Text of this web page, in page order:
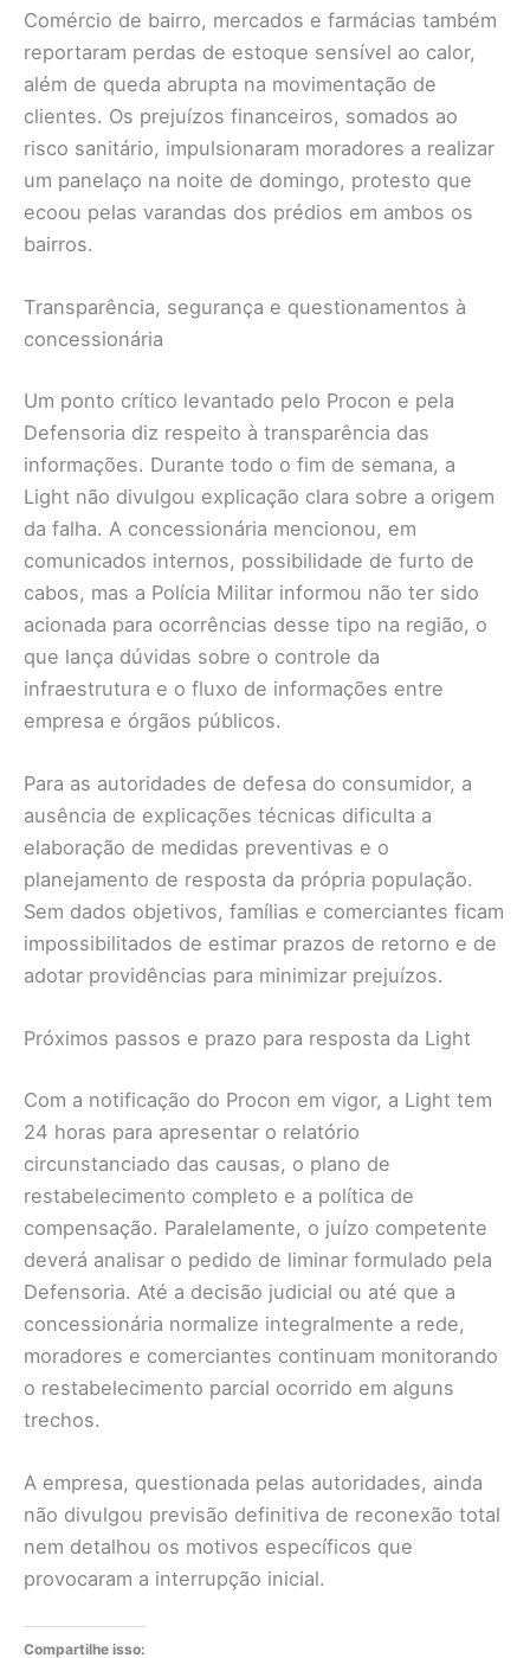
Comércio de bairro, mercados e farmácias também
reportaram perdas de estoque sensível ao calor,
além de queda abrupta na movimentação de
clientes. Os prejuízos financeiros, somados ao
risco sanitário, impulsionaram moradores a realizar
um panelaço na noite de domingo, protesto que
ecoou pelas varandas dos prédios em ambos os
bairros.
Transparência, segurança e questionamentos à
concessionária
Um ponto crítico levantado pelo Procon e pela
Defensoria diz respeito à transparência das
informações. Durante todo o fim de semana, a
Light não divulgou explicação clara sobre a origem
da falha. A concessionária mencionou, em
comunicados internos, possibilidade de furto de
cabos, mas a Polícia Militar informou não ter sido
acionada para ocorrências desse tipo na região, o
que lança dúvidas sobre o controle da
infraestrutura e o fluxo de informações entre
empresa e órgãos públicos.
Para as autoridades de defesa do consumidor, a
ausência de explicações técnicas dificulta a
elaboração de medidas preventivas e o
planejamento de resposta da própria população.
Sem dados objetivos, famílias e comerciantes ficam
impossibilitados de estimar prazos de retorno e de
adotar providências para minimizar prejuízos.
Próximos passos e prazo para resposta da Light
Com a notificação do Procon em vigor, a Light tem
24 horas para apresentar o relatório
circunstanciado das causas, o plano de
restabelecimento completo e a política de
compensação. Paralelamente, o juízo competente
deverá analisar o pedido de liminar formulado pela
Defensoria. Até a decisão judicial ou até que a
concessionária normalize integralmente a rede,
moradores e comerciantes continuam monitorando
o restabelecimento parcial ocorrido em alguns
trechos.
A empresa, questionada pelas autoridades, ainda
não divulgou previsão definitiva de reconexão total
nem detalhou os motivos específicos que
provocaram a interrupção inicial.
Compartilhe isso: